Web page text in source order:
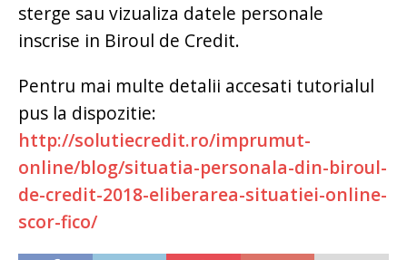
sterge sau vizualiza datele personale
inscrise in Biroul de Credit.
Pentru mai multe detalii accesati tutorialul
pus la dispozitie:
http://solutiecredit.ro/imprumut-
online/blog/situatia-personala-din-biroul-
de-credit-2018-eliberarea-situatiei-online-
scor-fico/